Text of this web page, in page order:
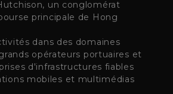
un conglomérat
principale de Hong
dans des domaines
opérateurs portuaires et
d'infrastructures fiables
mobiles et multimédias